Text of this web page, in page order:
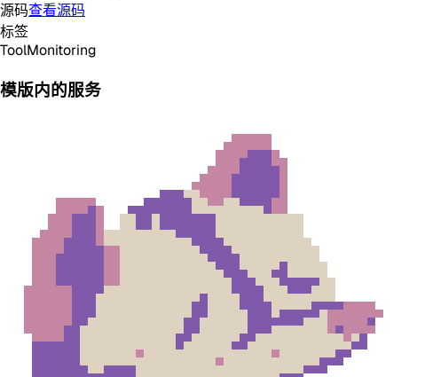
源码查看源码
标签
ToolMonitoring
模版内的服务